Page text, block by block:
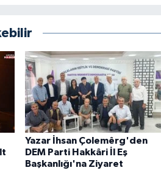
Yazar İhsan Çolemêrg'den
DEM Parti Hakkâri İl Eş
Başkanlığı'na Ziyaret